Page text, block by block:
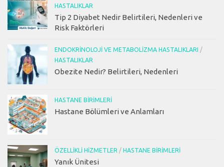
HASTALIKLAR
Tip 2 Diyabet Nedir Belirtileri, Nedenleri ve
Risk Faktörleri
ENDOKRINOLOJI VE METABOLIZMA HASTALIKLARI
/
HASTALIKLAR
Obezite Nedir? Belirtileri, Nedenleri
HASTANE BIRIMLERI
Hastane Bölümleri ve Anlamları
ÖZELLIKLI HIZMETLER / HASTANE BIRIMLERI
Yanık Ünitesi